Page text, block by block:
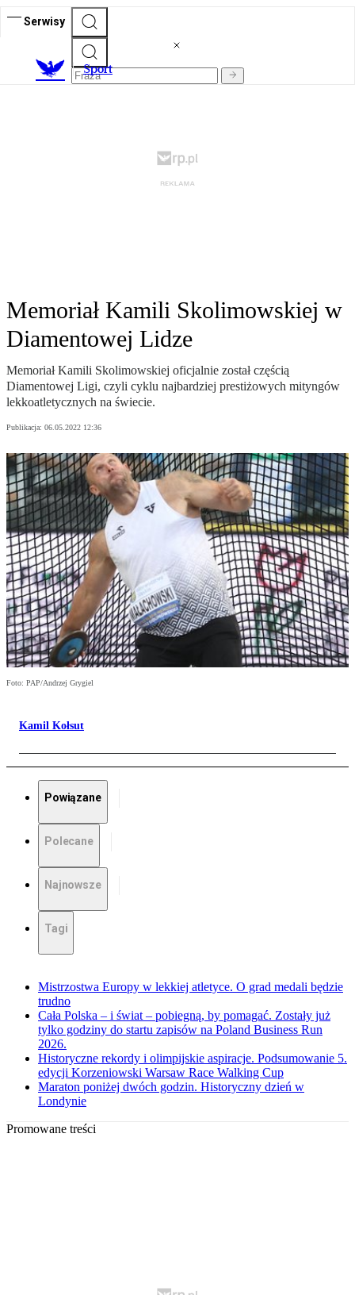
Serwisy
Sport
Memoriał Kamili Skolimowskiej w
Diamentowej Lidze
Memoriał Kamili Skolimowskiej oficjalnie został częścią
Diamentowej Ligi, czyli cyklu najbardziej prestiżowych mityngów
lekkoatletycznych na świecie.
Publikacja: 06.05.2022 12:36
Foto: PAP/Andrzej Grygiel
Kamil Kołsut
Powiązane
Polecane
Najnowsze
Tagi
Mistrzostwa Europy w lekkiej atletyce. O grad medali będzie
trudno
Cała Polska – i świat – pobiegną, by pomagać. Zostały już
tylko godziny do startu zapisów na Poland Business Run
2026.
Historyczne rekordy i olimpijskie aspiracje. Podsumowanie 5.
edycji Korzeniowski Warsaw Race Walking Cup
Maraton poniżej dwóch godzin. Historyczny dzień w
Londynie
Promowane treści